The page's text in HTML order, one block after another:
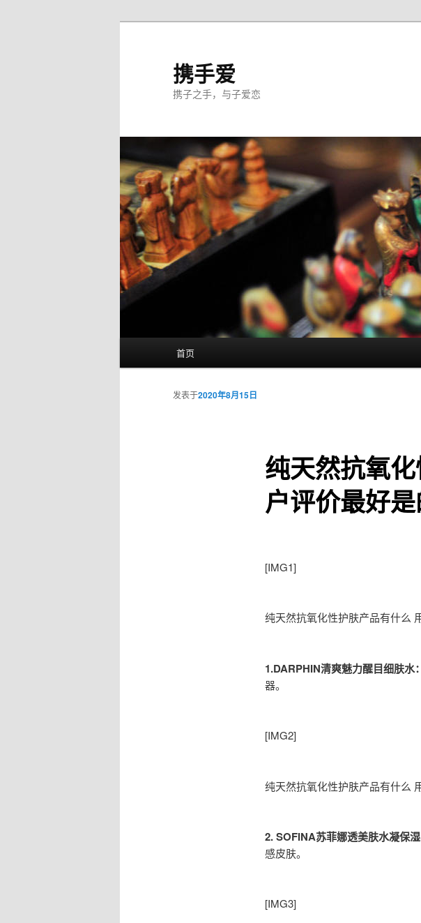
携手爱
携子之手，与子爱恋
首页
纯天然抗氧
户评价最好
发表于2020年8月15日
[IMG1]
纯天然抗氧化性护肤产品有什么
1.DARPHIN清爽魅力醒目细肤水：
器。
[IMG2]
纯天然抗氧化性护肤产品有什么
2.SOFINA苏菲娜透美肤水凝保湿
感皮肤。
[IMG3]